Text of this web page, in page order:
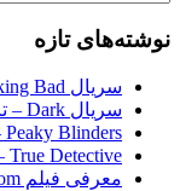
نوشته‌های تازه
سریال Breaking Bad – افسار گسیخته
سریال Dark – تاریک
Peaky Blinders – پیکی بلایندرز
True Detective – کاراگاه واقعی
معرفی فیلم The Last Kingdom – آخرین پادشاهی